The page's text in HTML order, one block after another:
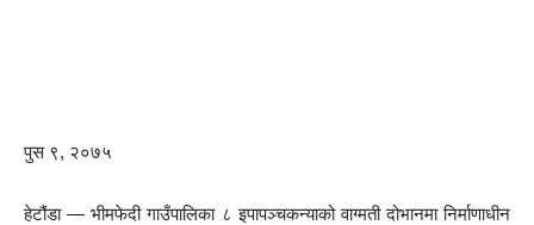
पुस ९, २०७५
हेटौंडा — भीमफेदी गाउँपालिका ८ इपापञ्चकन्याको वाग्मती दोभानमा निर्माणाधीन